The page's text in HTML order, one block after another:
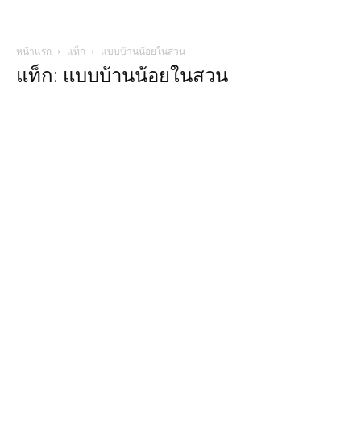
หน้าแรก แท็ก แบบบ้านน้อยในสวน
แท็ก: แบบบ้านน้อยในสวน